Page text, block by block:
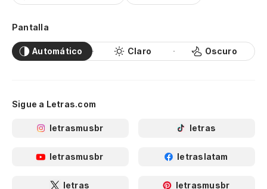
Pantalla
Automático Claro Oscuro
Sigue a Letras.com
letrasmusbr letras
letrasmusbr letraslatam
letras letrasmusbr